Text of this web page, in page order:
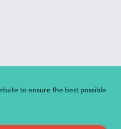
to ensure the best possible